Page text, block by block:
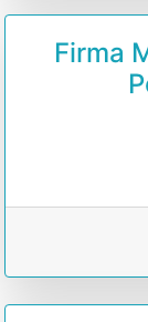
Firma